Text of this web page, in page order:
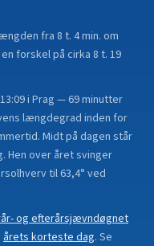
fra 8 t. 4 min. om
forskel på cirka 8 t. 19
i Prag — 69 minutter
længdegrad inden for
Midt på dagen står
Hen over året svinger
til 63,4° ved
og efterårsjævndøgnet
årets korteste dag. Se